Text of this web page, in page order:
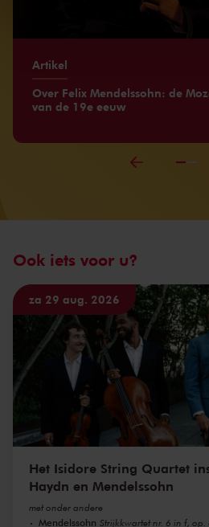
We werken samen met32 derden
kunnen ontvangen en verwerken.
Artikel
Over Felix Mendelssohn: de
van de 19e eeuw
Ook iets voor u?
za 29 aug. 2026
Het Isidore String Quartet
Haydn en Mendelssohn
met onder andere
Mendelssohn Strijkkwartet nr. 6 in f, op.